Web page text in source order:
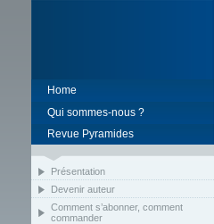
Home
Qui sommes-nous ?
Revue Pyramides
Présentation
Devenir auteur
Comment s’abonner, comment
commander